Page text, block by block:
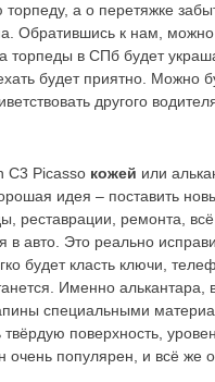
а о перетяжке
Обратившись к нам, можно
торпеды в СПб будет
будет приятно. Можно
другого
C3 Picasso кожей или
идея – поставить
реставрации, ремонта,
в авто. Это реально
будет класть ключи,
Именно алькантара,
специальными
твёрдую поверхность,
очень популярен, и всё